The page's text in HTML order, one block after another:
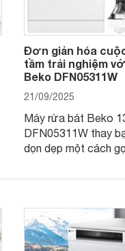
Đơn giản hóa
tầm trải nghiệm
Beko DFN05311W
21/09/2025
Máy rửa bát Beko
DFN05311W thay
dọn dẹp một cách
gian bếp của gia
người.